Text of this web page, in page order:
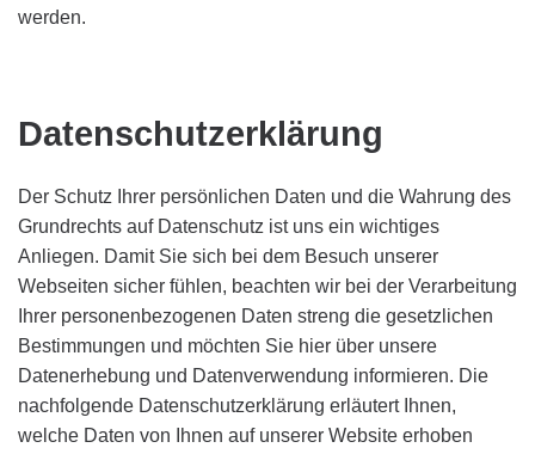
werden.
Datenschutzerklärung
Der Schutz Ihrer persönlichen Daten und die Wahrung des
Grundrechts auf Datenschutz ist uns ein wichtiges
Anliegen. Damit Sie sich bei dem Besuch unserer
Webseiten sicher fühlen, beachten wir bei der Verarbeitung
Ihrer personenbezogenen Daten streng die gesetzlichen
Bestimmungen und möchten Sie hier über unsere
Datenerhebung und Datenverwendung informieren. Die
nachfolgende Datenschutzerklärung erläutert Ihnen,
welche Daten von Ihnen auf unserer Website erhoben